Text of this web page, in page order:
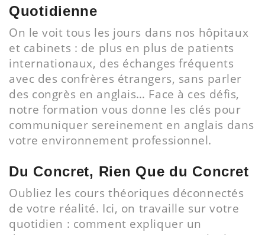
Quotidienne
On le voit tous les jours dans nos hôpitaux
et cabinets : de plus en plus de patients
internationaux, des échanges fréquents
avec des confrères étrangers, sans parler
des congrès en anglais… Face à ces défis,
notre formation vous donne les clés pour
communiquer sereinement en anglais dans
votre environnement professionnel.
Du Concret, Rien Que du Concret
Oubliez les cours théoriques déconnectés
de votre réalité. Ici, on travaille sur votre
quotidien : comment expliquer un